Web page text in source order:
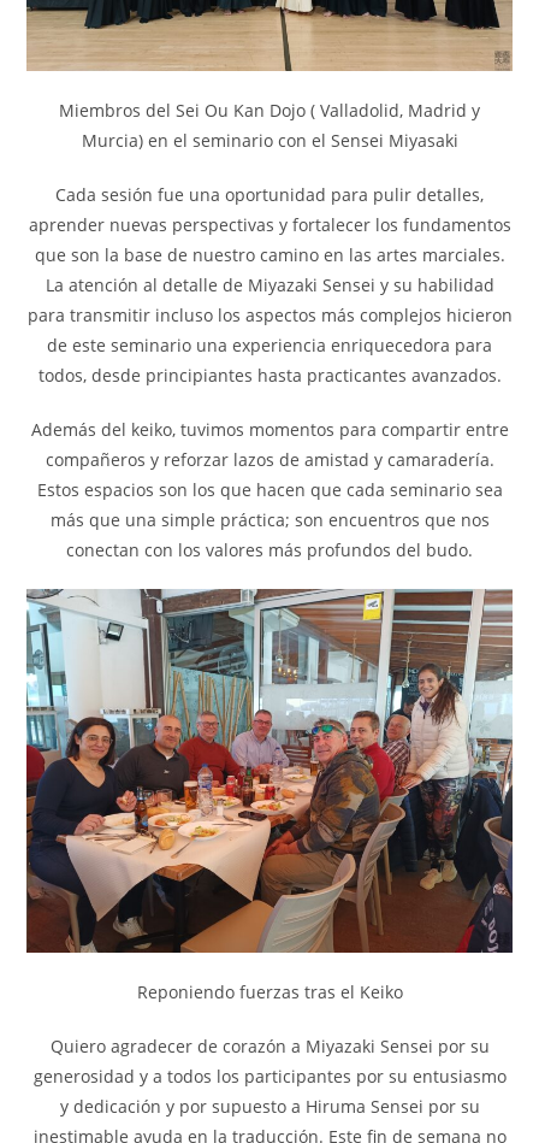
Miembros del Sei Ou Kan Dojo ( Valladolid, Madrid y
Murcia) en el seminario con el Sensei Miyasaki
Cada sesión fue una oportunidad para pulir detalles,
aprender nuevas perspectivas y fortalecer los fundamentos
que son la base de nuestro camino en las artes marciales.
La atención al detalle de Miyazaki Sensei y su habilidad
para transmitir incluso los aspectos más complejos hicieron
de este seminario una experiencia enriquecedora para
todos, desde principiantes hasta practicantes avanzados.
Además del keiko, tuvimos momentos para compartir entre
compañeros y reforzar lazos de amistad y camaradería.
Estos espacios son los que hacen que cada seminario sea
más que una simple práctica; son encuentros que nos
conectan con los valores más profundos del budo.
Reponiendo fuerzas tras el Keiko
Quiero agradecer de corazón a Miyazaki Sensei por su
generosidad y a todos los participantes por su entusiasmo
y dedicación y por supuesto a Hiruma Sensei por su
inestimable ayuda en la traducción. Este fin de semana no